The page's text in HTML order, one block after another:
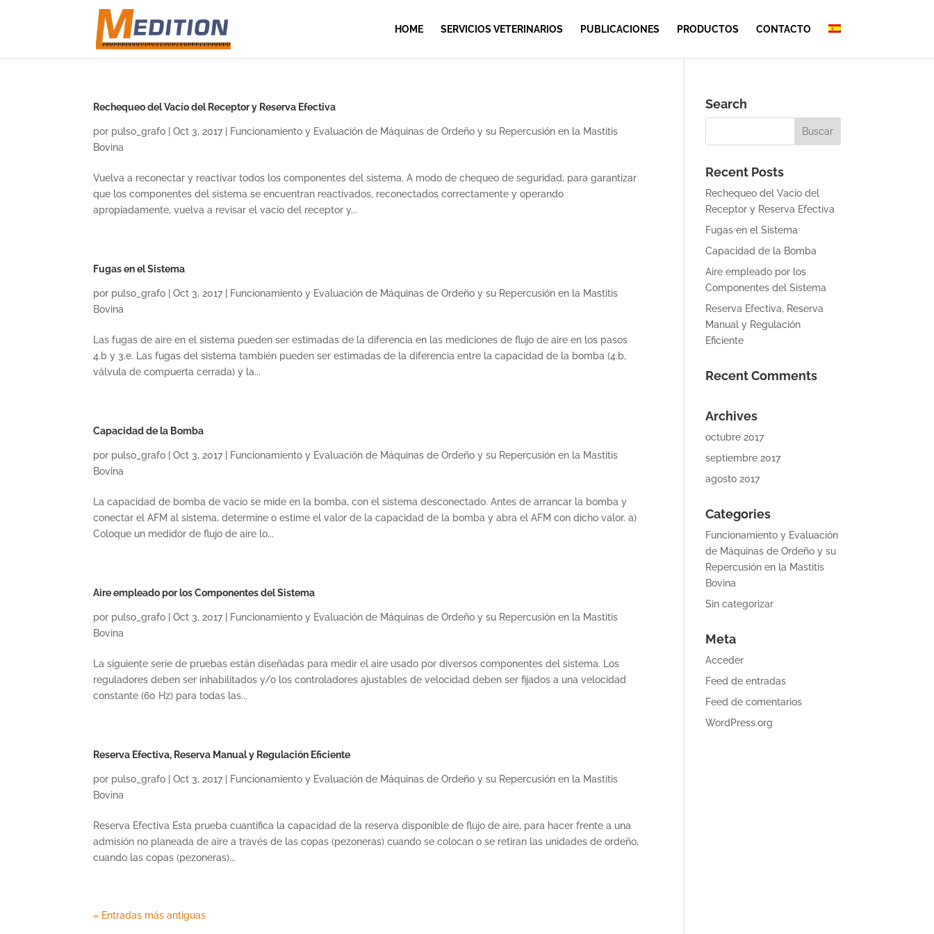
HOME SERVICIOS VETERINARIOS PUBLICACIONES PRODUCTOS CONTACTO
Rechequeo del Vacío del Receptor y Reserva Efectiva
por pulso_grafo |Oct 3, 2017| Funcionamiento y Evaluación de Máquinas de Ordeño y su Repercusión en la Mastitis
Bovina
Vuelva a reconectar y reactivar todos los componentes del sistema. A modo de chequeo de seguridad, para garantizar
que los componentes del sistema se encuentran reactivados, reconectados correctamente y operando
apropiadamente, vuelva a revisar el vacío del receptor y...
Fugas en el Sistema
por pulso_grafo |Oct 3, 2017| Funcionamiento y Evaluación de Máquinas de Ordeño y su Repercusión en la Mastitis
Bovina
Las fugas de aire en el sistema pueden ser estimadas de la diferencia en las mediciones de flujo de aire en los pasos
4.b y 3.e. Las fugas del sistema también pueden ser estimadas de la diferencia entre la capacidad de la bomba (4.b,
válvula de compuerta cerrada) y la...
Capacidad de la Bomba
por pulso_grafo |Oct 3, 2017| Funcionamiento y Evaluación de Máquinas de Ordeño y su Repercusión en la Mastitis
Bovina
La capacidad de bomba de vacío se mide en la bomba, con el sistema desconectado. Antes de arrancar la bomba y
conectar el AFM al sistema, determine o estime el valor de la capacidad de la bomba y abra el AFM con dicho valor. a)
Coloque un medidor de flujo de aire lo...
Aire empleado por los Componentes del Sistema
por pulso_grafo |Oct 3, 2017| Funcionamiento y Evaluación de Máquinas de Ordeño y su Repercusión en la Mastitis
Bovina
La siguiente serie de pruebas están diseñadas para medir el aire usado por diversos componentes del sistema. Los
reguladores deben ser inhabilitados y/o los controladores ajustables de velocidad deben ser fijados a una velocidad
constante (60 Hz) para todas las...
Reserva Efectiva, Reserva Manual y Regulación Eficiente
por pulso_grafo |Oct 3, 2017| Funcionamiento y Evaluación de Máquinas de Ordeño y su Repercusión en la Mastitis
Bovina
Reserva Efectiva Esta prueba cuantifica la capacidad de la reserva disponible de flujo de aire, para hacer frente a una
admisión no planeada de aire a través de las copas (pezoneras) cuando se colocan o se retiran las unidades de ordeño,
cuando las copas (pezoneras)...
« Entradas más antiguas
Search
Recent Posts
Rechequeo del Vacío del
Receptor y Reserva Efectiva
Fugas en el Sistema
Capacidad de la Bomba
Aire empleado por los
Componentes del Sistema
Reserva Efectiva, Reserva
Manual y Regulación
Eficiente
Recent Comments
Archives
octubre 2017
septiembre 2017
agosto 2017
Categories
Funcionamiento y Evaluación
de Máquinas de Ordeño y su
Repercusión en la Mastitis
Bovina
Sin categorizar
Meta
Acceder
Feed de entradas
Feed de comentarios
WordPress.org